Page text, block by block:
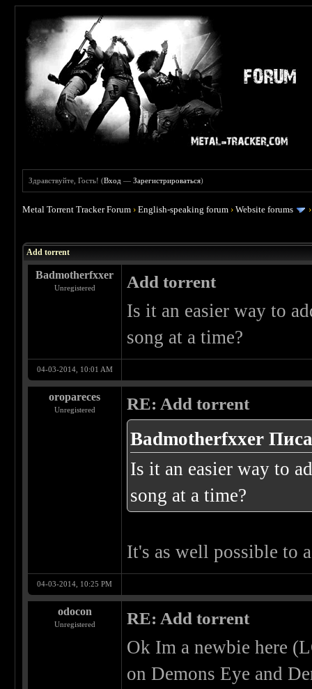
Здравствуйте, Гость! (Вход —Зарегистрироваться)
Metal Torrent Tracker Forum ›English-speaking forum ›Website forums
Add torrent
Badmotherfxxer
Unregistered Add torrent
Is it an easier way to
song at a time?
04-03-2014, 10:01 AM
oropareces
Unregistered RE: Add torrent
Badmotherfxxer
Is it an easier way to
song at a time?
It's as well possible to
04-03-2014, 10:25 PM
odocon
Unregistered RE: Add torrent
Ok Im a newbie here
on Demons Eye and